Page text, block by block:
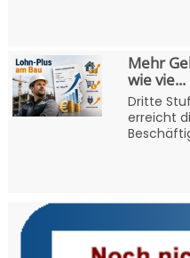
Mehr
wie vie...
Dritte
erreicht